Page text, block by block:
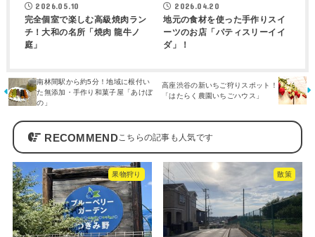
2026.05.10
完全個室で楽しむ高級焼肉ラン
チ！大和の名所「焼肉 龍牛ノ
庭」
2026.04.20
地元の食材を使った手作りスイ
ーツのお店「パティスリーイイ
ダ」！
南林間駅から約5分！地域に根付い
た無添加・手作り和菓子屋「あけぼ
の」
高座渋谷の新いちご狩りスポット！
「はたらく農園いちごハウス」
RECOMMEND
果物狩り 散策